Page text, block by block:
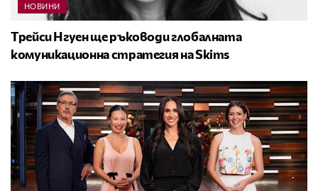
НОВИНИ
Трейси Нгуен ще ръководи глобалната
комуникационна стратегия на Skims